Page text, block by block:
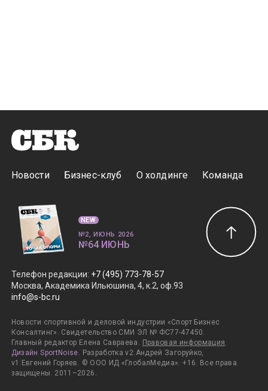
Новости Бизнес-клуб О холдинге Команда
Телефон редакции: +7 (495) 773-78-57
Москва, Академика Ильюшина, 4, к.2, оф.93
info@s-bc.ru
Новости спортивной и деловой индустрии «Спорт Бизнес
Консалтинг». Свидетельство СМИ ЭЛ № ФС77-47450.
Главный редактор Елена Савраева. Правовая информация.
Дизайн SportNoise. Разработка v2:Андрей Загоруйко,
v1:Евгений Горяев. © ООО ИД «ГлобалМедиа». +16. Все права
защищены. 2011–2026.
NEW
№2, ИЮНЬ 2026
№64 ИЮНЬ